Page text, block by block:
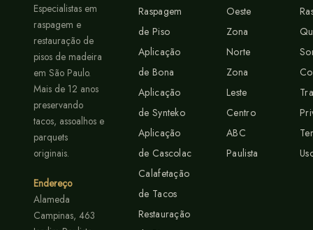
Especialistas em
raspagem e
restauração de
pisos de madeira
em São Paulo.
Mais de 12 anos
preservando
tacos, assoalhos e
parquets
originais.
Endereço
Alameda
Campinas, 463
Raspagem
de Piso
Aplicação
de Bona
Aplicação
de Synteko
Aplicação
de Cascolac
Calafetação
de Tacos
Restauração
Oeste
Zona
Norte
Zona
Leste
Centro
ABC
Paulista